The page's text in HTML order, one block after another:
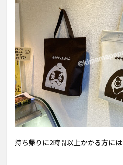
持ち帰りに2時間以上かかる方に